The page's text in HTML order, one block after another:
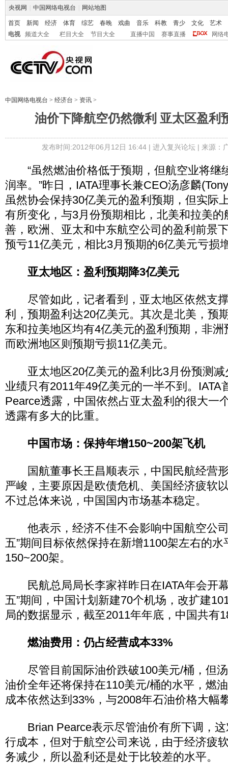
央视网 中国网络电视台 网站地图
首页 新闻 经济 体育 综艺 春晚 戏曲 音乐 科教 青少 文化
艺术
电视
频道大全 栏目大全 节目大全 直播中国 赛事直播 网络
中国网络电视台 > 经济台 > 资讯 >
油价下降航空仍然微利 亚太区盈利
发布时间:2012年06月12日 16:44 | 进入复兴论坛| 来源：
“虽然燃油价格低于预期，但航空业将继
润率。”昨日，IATA理事长兼CEO汤彦麟
虽然协会保持30亿美元的盈利预期，但实际
有所变化，与3月份预期相比，北美和拉美
善，欧洲、亚太和中东航空公司的盈利前景
预亏11亿美元，相比3月预期的6亿美元亏损
亚太地区：盈利预期降3亿美元
尽管如此，记者看到，亚太地区依然支
利，预期盈利达20亿美元。其次是北美，预
东和拉美地区均有4亿美元的盈利预期，非
而欧洲地区则预期亏损11亿美元。
亚太地区20亿美元的盈利比3月份预测减
业绩只有2011年49亿美元的一半不到。IATA
Pearce透露，中国依然占亚太盈利的很大一
透露有多大的比重。
中国市场：保持年增150~200架飞机
国航董事长王昌顺表示，中国民航经营
严峻，主要原因是欧债危机、美国经济疲软
不过总体来说，中国国内市场基本稳定。
他表示，经济不佳不会影响中国航空公司
五”期间目标依然保持在新增1100架左右的水
150~200架。
民航总局局长李家祥昨日在IATA年会开幕
五”期间，中国计划新建70个机场，改扩建
局的数据显示，截至2011年年底，中国共有
燃油费用：仍占经营成本33%
尽管目前国际油价跌破100美元/桶，但汤
油价全年还将保持在110美元/桶的水平，燃
成本依然达到33%，与2008年石油价格大幅
Brian Pearce表示尽管油价有所下调，这
行成本，但对于航空公司来说，由于经济疲
务减少，所以盈利还是处于比较差的水平。